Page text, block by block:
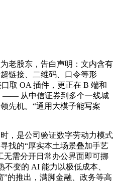
老股东，告白声明：文内含有
链接、二维码、口令等形
取 OA 插件，更正在 B 端和
—— 从中信证券到多个一线城
先机。“通用大模子能写案
是公司验证数字劳动力模式
找的“厚实本土场景叠加手艺
无需分开日常办公界面即可挪
变的 AI 能力以极低成本、
的推出，满脚金融、政务等高